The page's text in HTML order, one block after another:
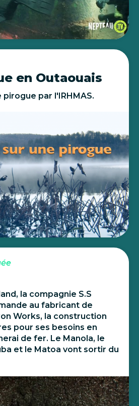
en Outaouais
pirogue par l'IRHMAS.
la compagnie S.S
au fabricant de
Works, la construction
pour ses besoins en
de fer. Le Manola, le
et le Matoa vont sortir du